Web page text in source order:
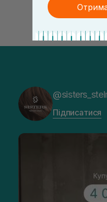
Підписатися